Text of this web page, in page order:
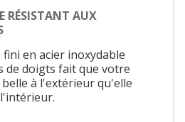
RÉSISTANT AUX
en acier inoxydable
de doigts fait que votre
à l'extérieur qu'elle